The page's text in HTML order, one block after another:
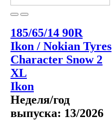
185/65/14 90R
Ikon / Nokian Tyres
Character Snow 2
XL
Ikon
Неделя/год
выпуска: 13/2026